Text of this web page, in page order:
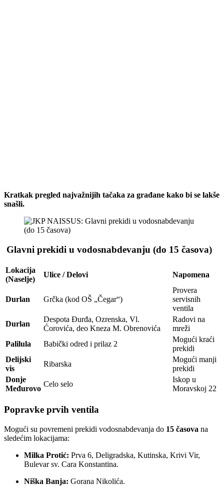
Kratkak pregled najvažnijih tačaka za građane kako bi se lakše
snašli.
Glavni prekidi u vodosnabdevanju (do 15 časova)
Lokacija
(Naselje)
Ulice / Delovi Napomena
Durlan Grčka (kod OŠ „Čegar“)
Provera
servisnih
ventila
Durlan
Despota Đurđa, Ozrenska, Vl.
Ćorovića, deo Kneza M. Obrenovića
Radovi na
mreži
Palilula
Babički odred i prilaz 2
Mogući kraći
prekidi
Delijski
vis
Ribarska
Mogući manji
prekidi
Donje
Međurovo
Celo selo
Iskop u
Moravskoj 22
Popravke prvih ventila
Mogući su povremeni prekidi vodosnabdevanja do 15 časova na
sledećim lokacijama:
Milka Protić: Prva 6, Deligradska, Kutinska, Krivi Vir,
Bulevar sv. Cara Konstantina.
Niška Banja: Gorana Nikolića.